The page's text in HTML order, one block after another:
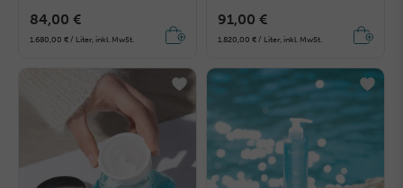
84,00 €
1.680,00 € / Liter, inkl. MwSt.
91,00 €
1.820,00 € / Liter, inkl. MwSt.